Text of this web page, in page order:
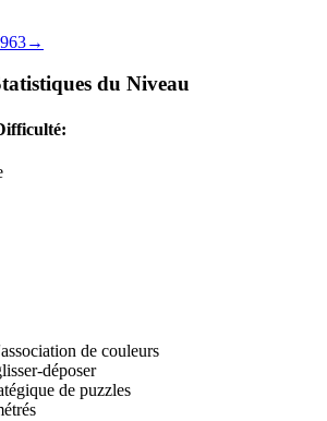
963→
du Niveau
de couleurs
déposer
de puzzles